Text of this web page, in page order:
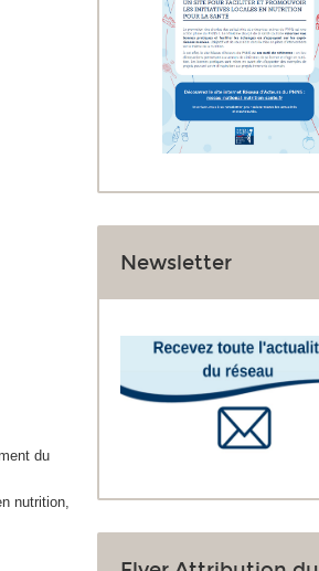
du
nutrition,
Newsletter